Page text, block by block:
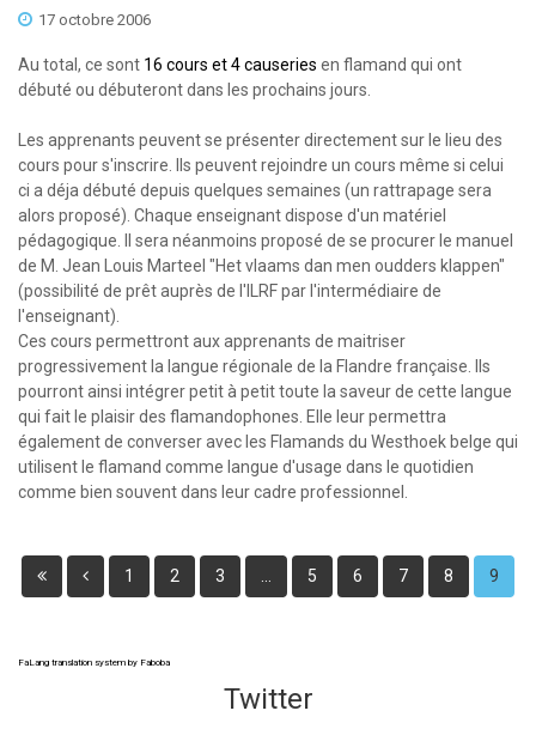
17 octobre 2006
Au total, ce sont 16 cours et 4 causeries en flamand qui ont
débuté ou débuteront dans les prochains jours.
Les apprenants peuvent se présenter directement sur le lieu des
cours pour s'inscrire. Ils peuvent rejoindre un cours même si celui
ci a déja débuté depuis quelques semaines (un rattrapage sera
alors proposé). Chaque enseignant dispose d'un matériel
pédagogique. Il sera néanmoins proposé de se procurer le manuel
de M. Jean Louis Marteel "Het vlaams dan men oudders klappen"
(possibilité de prêt auprès de l'ILRF par l'intermédiaire de
l'enseignant).
Ces cours permettront aux apprenants de maitriser
progressivement la langue régionale de la Flandre française. Ils
pourront ainsi intégrer petit à petit toute la saveur de cette langue
qui fait le plaisir des flamandophones. Elle leur permettra
également de converser avec les Flamands du Westhoek belge qui
utilisent le flamand comme langue d'usage dans le quotidien
comme bien souvent dans leur cadre professionnel.
1 2 3 5 6 7 8 9
FaLang translation system by Faboba
Twitter